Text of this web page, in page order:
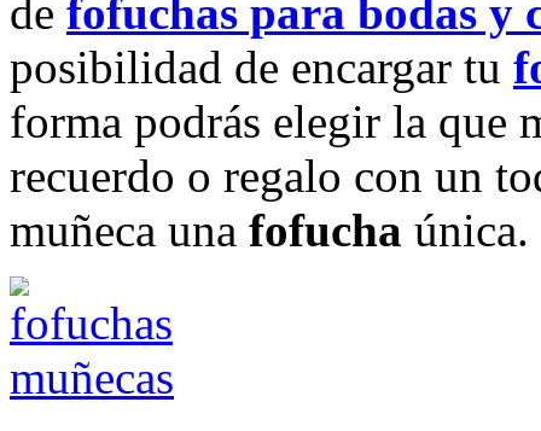
de fofuchas para bodas y
posibilidad de encargar tu
forma podrás elegir la que
recuerdo o regalo con un
muñeca una fofucha única.